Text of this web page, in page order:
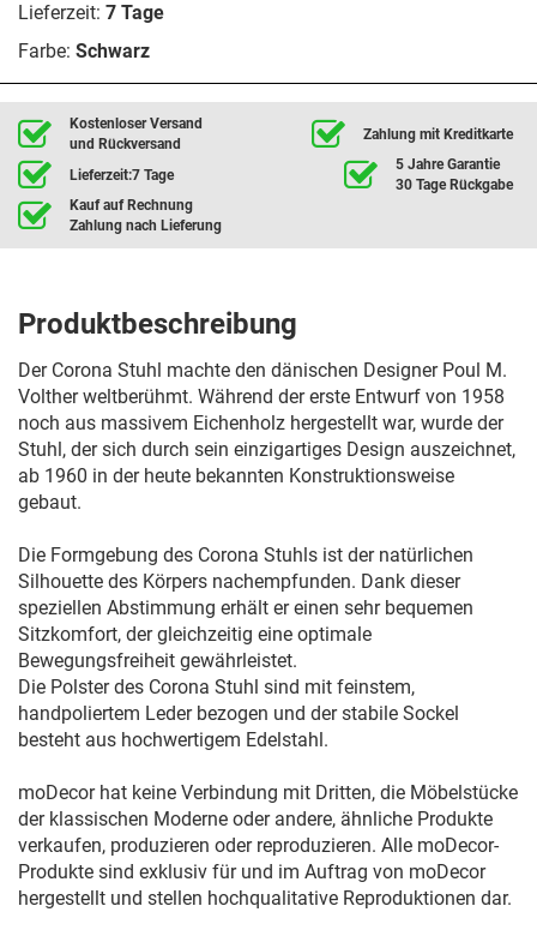
Lieferzeit: 7 Tage
Farbe: Schwarz
Kostenloser Versand
und Rückversand
Zahlung mit Kreditkarte
Lieferzeit:7 Tage
5 Jahre Garantie
30 Tage Rückgabe
Kauf auf Rechnung
Zahlung nach Lieferung
Produktbeschreibung
Der Corona Stuhl machte den dänischen Designer Poul M.
Volther weltberühmt. Während der erste Entwurf von 1958
noch aus massivem Eichenholz hergestellt war, wurde der
Stuhl, der sich durch sein einzigartiges Design auszeichnet,
ab 1960 in der heute bekannten Konstruktionsweise
gebaut.
Die Formgebung des Corona Stuhls ist der natürlichen
Silhouette des Körpers nachempfunden. Dank dieser
speziellen Abstimmung erhält er einen sehr bequemen
Sitzkomfort, der gleichzeitig eine optimale
Bewegungsfreiheit gewährleistet.
Die Polster des Corona Stuhl sind mit feinstem,
handpoliertem Leder bezogen und der stabile Sockel
besteht aus hochwertigem Edelstahl.
moDecor hat keine Verbindung mit Dritten, die Möbelstücke
der klassischen Moderne oder andere, ähnliche Produkte
verkaufen, produzieren oder reproduzieren. Alle moDecor-
Produkte sind exklusiv für und im Auftrag von moDecor
hergestellt und stellen hochqualitative Reproduktionen dar.